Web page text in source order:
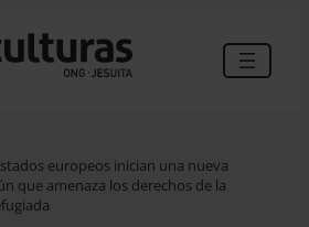
europeos inician una nueva
que amenaza los derechos de la